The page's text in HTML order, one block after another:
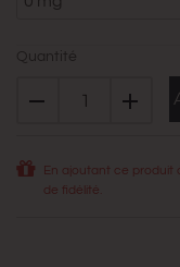
Quantité
En ajoutant ce produit
de fidélité.